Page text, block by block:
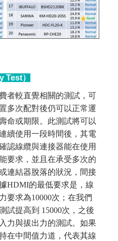
Test）
者較直覺相關的測試，可
多次配對後仍可以正常運
命或期限。此測試將可以
續使用一段時間後，其電
認線纜與連接器能在使用
要求，並且在承受多次的
連結器脫落的狀況，間接
HDMI的最低要求是，線
要求為10000次；在我們
試提高到 15000次，之後
力與拔出力的測試。如果
在中間值力道，代表其線